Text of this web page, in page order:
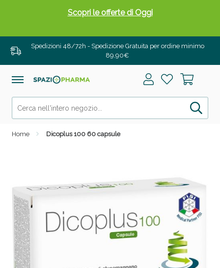
Spedizioni 48/72h - Spedizione Gratuita per ordine minimo
89,90€
Home Dicoplus 100 60 capsule
Scopri le offerte di Oggi
Drenanti e Pancia Piatta: Sconti fino al 55% validi